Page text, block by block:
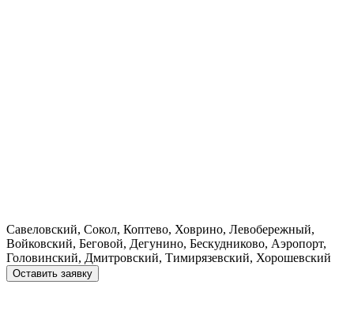
Савеловский, Сокол, Коптево, Ховрино, Левобережный,
Войковский, Беговой, Дегунино, Бескудниково, Аэропорт,
Головинский, Дмитровский, Тимирязевский, Хорошевский
Оставить заявку